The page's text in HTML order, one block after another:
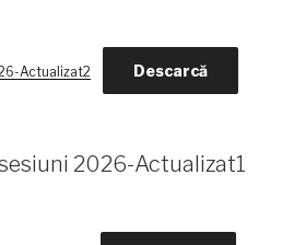
Actualizat2 Descarcă
2026-Actualizat1